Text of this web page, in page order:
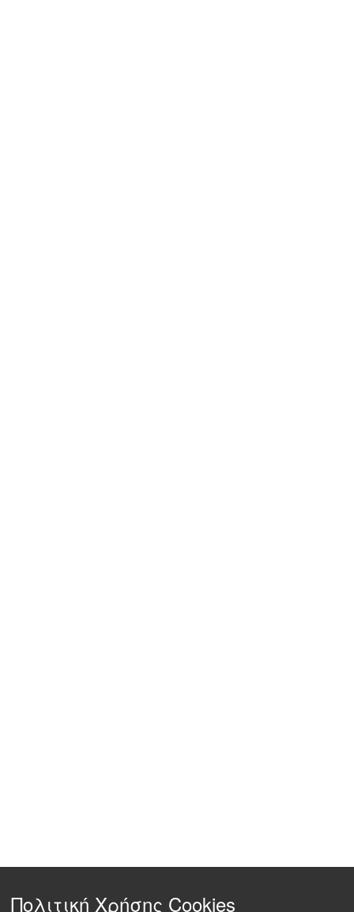
Πολιτική Χρήσης Cookies